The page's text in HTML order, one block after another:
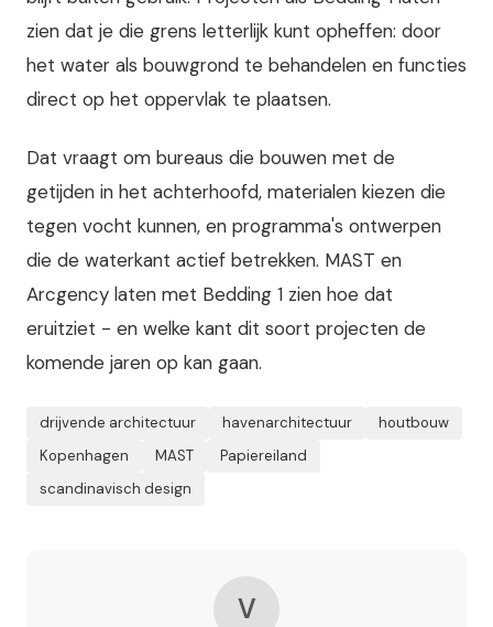
zien dat je die grens letterlijk kunt opheffen: door
het water als bouwgrond te behandelen en functies
direct op het oppervlak te plaatsen.
Dat vraagt om bureaus die bouwen met de
getijden in het achterhoofd, materialen kiezen die
tegen vocht kunnen, en programma's ontwerpen
die de waterkant actief betrekken. MAST en
Arcgency laten met Bedding 1 zien hoe dat
eruitziet - en welke kant dit soort projecten de
komende jaren op kan gaan.
drijvende architectuur havenarchitectuur
houtbouw
Kopenhagen
MAST
Papiereiland
scandinavisch design
V